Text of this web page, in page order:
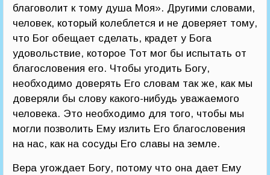
благоволит к тому душа Моя». Другими словами,
человек, который колеблется и не доверяет тому,
что Бог обещает сделать, крадет у Бога
удовольствие, которое Тот мог бы испытать от
благословения его. Чтобы угодить Богу,
необходимо доверять Его словам так же, как мы
доверяли бы слову какого-нибудь уважаемого
человека. Это необходимо для того, чтобы мы
могли позволить Ему излить Его благословения
на нас, как на сосуды Его славы на земле.
Вера угождает Богу, потому что она дает Ему